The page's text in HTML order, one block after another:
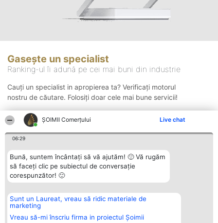
ȘOIMII Comerțului Live chat
06:29
Bună, suntem încântați să vă ajutăm! 🙂 Vă rugăm
să faceți clic pe subiectul de conversație
corespunzător! 🙂
Sunt un Laureat, vreau să ridic materiale de
marketing
Vreau să-mi înscriu firma in proiectul Șoimii
Gasește un specialist
Ranking-ul îi adună pe cei mai buni din industrie
Cauți un specialist in apropierea ta? Verificați motorul
nostru de căutare. Folosiți doar cele mai bune servicii!
Organizator Ranking
BRIGHT SOLUTIONS BR SRL
Aleea Timisul De Sus 2 Bl. A30
Sc. A Et. 4 Ap. 13 Cod 061952
Plebiscyt
Lista Tuturor
Laureaților
Contact